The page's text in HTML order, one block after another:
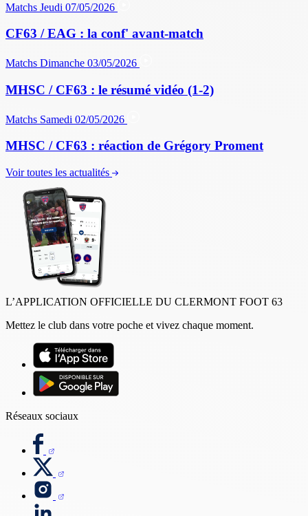
Matchs Jeudi 07/05/2026
CF63 / EAG : la conf' avant-match
Matchs Dimanche 03/05/2026
MHSC / CF63 : le résumé vidéo (1-2)
Matchs Samedi 02/05/2026
MHSC / CF63 : réaction de Grégory Proment
Voir toutes les actualités
L’APPLICATION OFFICIELLE DU CLERMONT FOOT 63
Mettez le club dans votre poche et vivez chaque moment.
Réseaux sociaux